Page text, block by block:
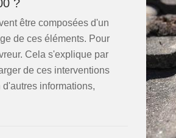
?
être composées d'un
de ces éléments. Pour
Cela s'explique par
de ces interventions
informations,